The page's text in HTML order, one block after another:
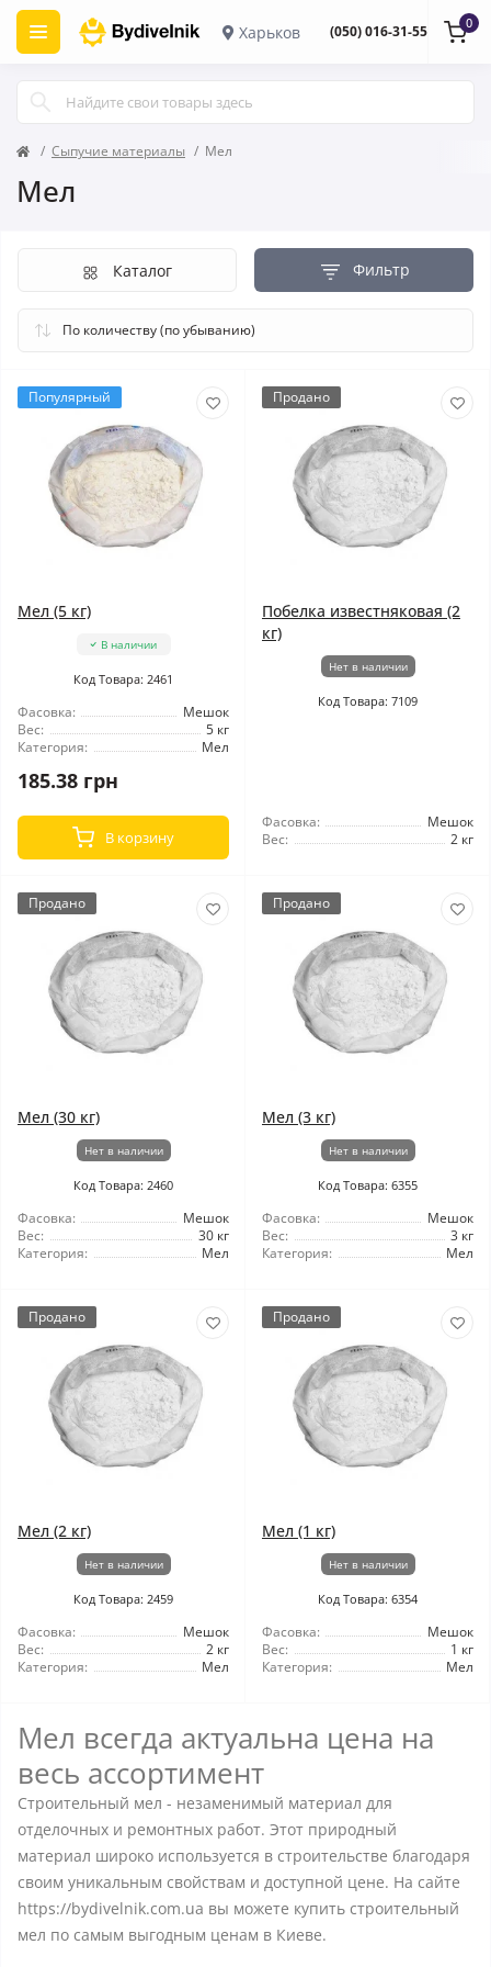
Харьков (050) 016-31-55 0
Сыпучие материалы Мел
Мел
Фильтр
Каталог
Популярный
Мел (5 кг)
В наличии
Код Товара: 2461
Фасовка:
Мешок
Вес:
5 кг
Категория:
Мел
185.38 грн
В корзину
Продано
Побелка известняковая (2
кг)
Нет в наличии
Код Товара: 7109
Фасовка:
Мешок
Вес:
2 кг
Продано
Мел (30 кг)
Нет в наличии
Код Товара: 2460
Фасовка:
Мешок
Вес:
30 кг
Категория:
Мел
Продано
Мел (3 кг)
Нет в наличии
Код Товара: 6355
Фасовка:
Мешок
Вес:
3 кг
Категория:
Мел
Продано
Мел (2 кг)
Нет в наличии
Код Товара: 2459
Фасовка:
Мешок
Вес:
2 кг
Категория:
Мел
Продано
Мел (1 кг)
Нет в наличии
Код Товара: 6354
Фасовка:
Мешок
Вес:
1 кг
Категория:
Мел
Мел всегда актуальна цена на
весь ассортимент
Строительный мел - незаменимый материал для
отделочных и ремонтных работ. Этот природный
материал широко используется в строительстве благодаря
своим уникальным свойствам и доступной цене. На сайте
https://bydivelnik.com.ua вы можете купить строительный
мел по самым выгодным ценам в Киеве.